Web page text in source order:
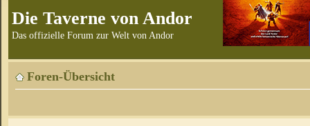
Die Taverne von Andor
Das offizielle Forum zur Welt von Andor
Foren-Übersicht